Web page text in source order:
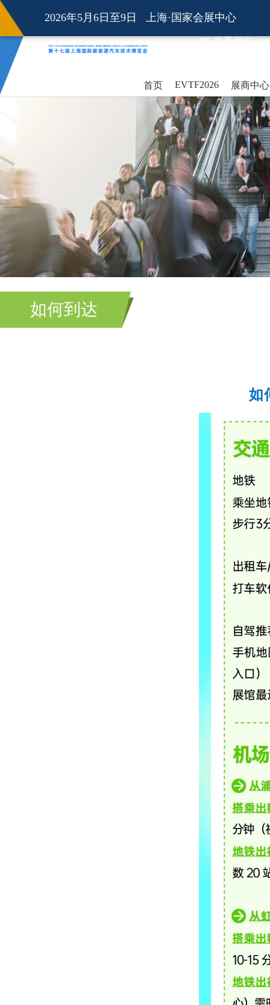
2026年5月6日至9日 上海·国家会展中心
联系我们
首页 EVTF2026 展商中心
如何到达
如